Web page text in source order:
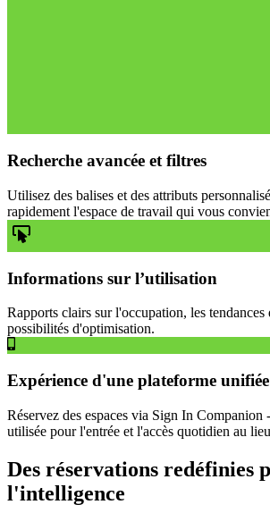
Recherche avancée et filtres
Utilisez des balises et des attributs
rapidement l'espace de travail qui vous
Informations sur l’utilisation
Rapports clairs sur l'occupation, les
possibilités d'optimisation.
Expérience d'une plateforme unifiée
Réservez des espaces via Sign In Companion
utilisée pour l'entrée et l'accès quotidien au
Des réservations redéfinies
l'intelligence